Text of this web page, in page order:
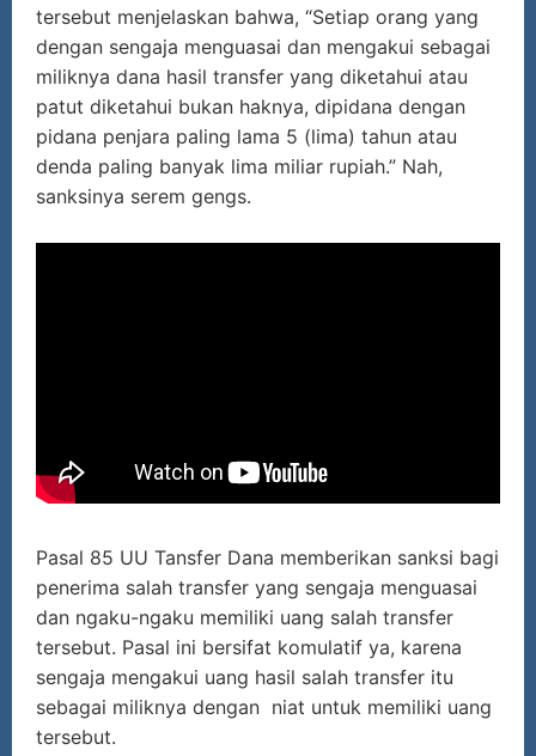
tersebut menjelaskan bahwa, “Setiap orang yang
dengan sengaja menguasai dan mengakui sebagai
miliknya dana hasil transfer yang diketahui atau
patut diketahui bukan haknya, dipidana dengan
pidana penjara paling lama 5 (lima) tahun atau
denda paling banyak lima miliar rupiah.” Nah,
sanksinya serem gengs.
Pasal 85 UU Tansfer Dana memberikan sanksi bagi
penerima salah transfer yang sengaja menguasai
dan ngaku-ngaku memiliki uang salah transfer
tersebut. Pasal ini bersifat komulatif ya, karena
sengaja mengakui uang hasil salah transfer itu
sebagai miliknya dengan niat untuk memiliki uang
tersebut.